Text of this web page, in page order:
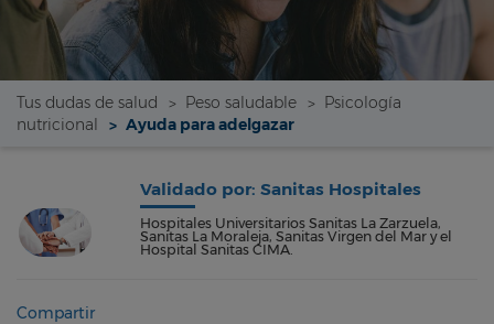
Tus dudas de salud Peso saludable
Psicología
nutricional
Ayuda para adelgazar
Validado por: Sanitas Hospitales
Hospitales Universitarios Sanitas La Zarzuela,
Sanitas La Moraleja, Sanitas Virgen del Mar y el
Hospital Sanitas CIMA.
Compartir